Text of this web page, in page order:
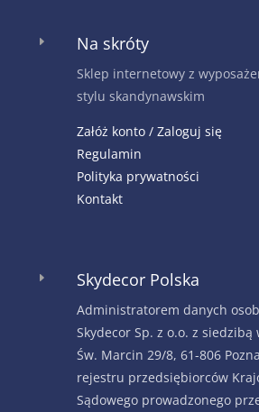
E Na skróty
Sklep internetowy z
stylu skandynawskim
Załóż konto / Zaloguj się
Regulamin
Polityka prywatności
Kontakt
E Skydecor Polska
Administratorem danych
Skydecor Sp. z o.o. z siedzibą
Św. Marcin 29/8, 61-806
rejestru przedsiębiorców
Sądowego prowadzonego